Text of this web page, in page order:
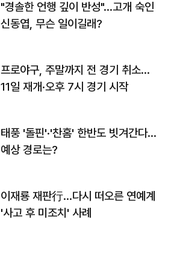
"경솔한 언행 깊이 반성"…고개 숙인
신동엽, 무슨 일이길래?
프로야구, 주말까지 전 경기 취소…
11일 재개·오후 7시 경기 시작
태풍 '돌핀'·'찬홈' 한반도 빗겨간다…
예상 경로는?
이재룡 재판行…다시 떠오른 연예계
'사고 후 미조치' 사례